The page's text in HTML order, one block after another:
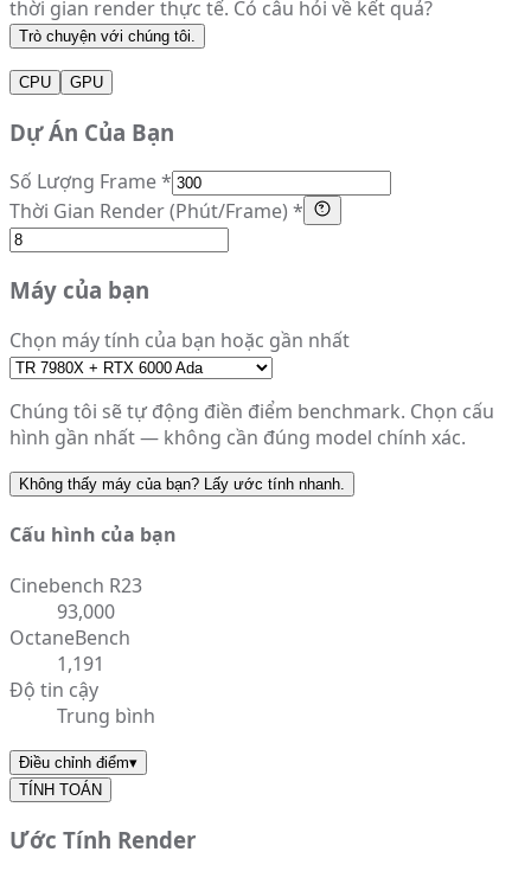
thời gian render thực tế. Có câu hỏi về kết quả?
Trò chuyện với chúng tôi.
CPU GPU
Dự Án Của Bạn
Số Lượng Frame *
Thời Gian Render (Phút/Frame) *
Máy của bạn
Chọn máy tính của bạn hoặc gần nhất
Chúng tôi sẽ tự động điền điểm benchmark. Chọn cấu
hình gần nhất — không cần đúng model chính xác.
Không thấy máy của bạn? Lấy ước tính nhanh.
Cấu hình của bạn
Cinebench R23
93,000
OctaneBench
1,191
Độ tin cậy
Trung bình
Điều chỉnh điểm▾
TÍNH TOÁN
Ước Tính Render